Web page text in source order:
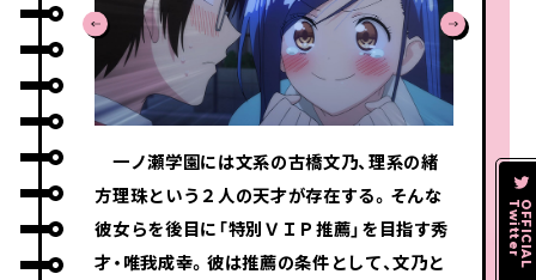
一ノ瀬学園には文系の古橋文乃、理系の緒
方理珠という２人の天才が存在する。そんな
彼女らを後目に「特別ＶＩＰ推薦」を目指す秀
才・唯我成幸。彼は推薦の条件として、文乃と
OFFICIAL
Twitter